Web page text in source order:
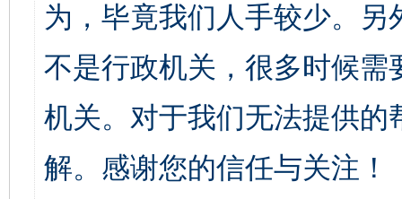
为，毕竟我们人手较少。
不是行政机关，很多时候
机关。对于我们无法提供
解。感谢您的信任与关注！